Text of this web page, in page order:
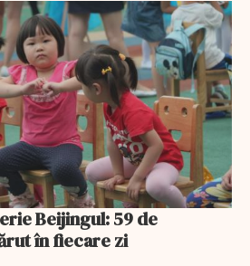
Beijingul: 59 de
în fiecare zi